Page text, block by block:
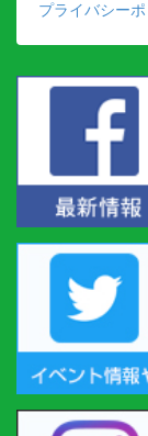
プライバシー